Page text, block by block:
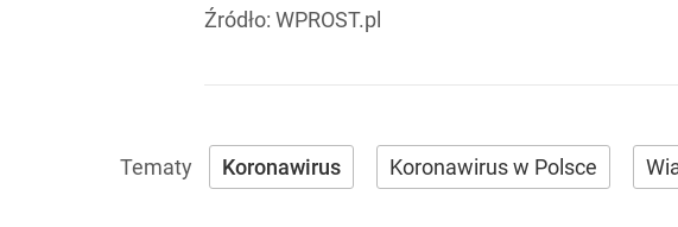
Źródło: WPROST.pl
Koronawirus Koronawirus w Polsce